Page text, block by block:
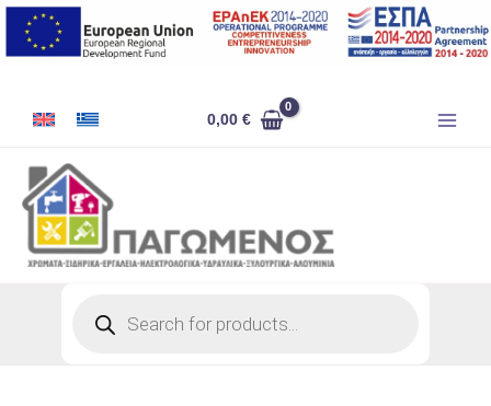
Skip
content
0,00€